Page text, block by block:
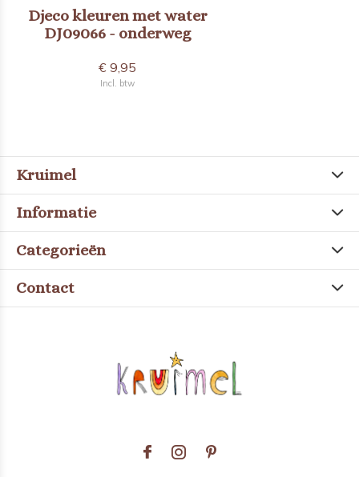
Djeco kleuren met water
DJ09066 - onderweg
€ 9,95
Incl. btw
Kruimel
Informatie
Categorieën
Contact